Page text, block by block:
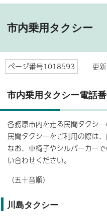
市内乗用タクシー
ページ番号1018593 更新
市内乗用タクシー電話
各務原市内を走る民間タクシー
民間タクシーをご利用の際は
なお、車椅子やシルバーカー
い合わせください。
（五十音順）
川島タクシー